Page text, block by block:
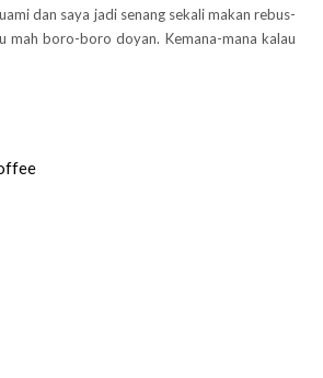
dan saya jadi senang sekali makan rebus-
mah boro-boro doyan. Kemana-mana kalau